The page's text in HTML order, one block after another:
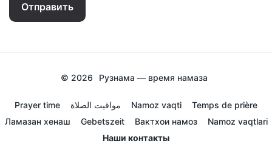
Отправить
© 2026 Рузнама — время намаза
Prayer time مواقيت الصلاة Namoz vaqti
Temps de prière
Ламазан хенаш
Gebetszeit Вактхои намоз
Namoz vaqtlari
Наши контакты